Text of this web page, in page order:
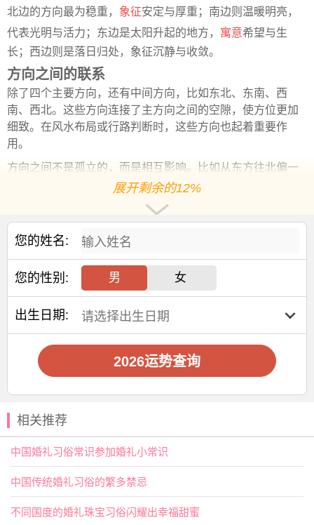
北边的方向最为稳重， 象征安定与厚重；南边则温暖明亮，
代表光明与活力；东边是太阳升起的地方， 寓意希望与生
长；西边则是落日归处，象征沉静与收敛。
方向之间的联系
除了四个主要方向，还有中间方向，比如东北、东南、西
南、西北。这些方向连接了主方向之间的空隙，使方位更加
细致。在风水布局或行路判断时，这些方向也起着重要作
用。
方向之间不是孤立的，而是相互影响。比如从东方往北偏一
向，它融合了东的生机与北的稳定。这种组
在生活中，我们可能在地图、手表、装饰品上看到罗盘图
案。了解这些字母的含义，不仅能帮助我们读懂方位，也能
让我们更深入地理解传统文化中的空间观念。
方向不仅指引脚步，也传递能量。古人通过观察方向变化，
式，但了解罗盘的基本知识，依然有助于我们认识自然规
律。
掌握方向的意义，不只是为了认路，更是为了顺应天地之
道。每一个方向都有其独特的象征意义，理解这些，才能更
好地把握环境与人的关系。
无论是学习风水，还是日常使用地图，方向的知识都值得我
们去了解。它看似简单，实则深奥。学会看懂罗盘上的字
母，就等于打开了一扇通向传统智慧的
展开剩余的12%
您的姓名:
您的性别: 男 女
出生日期:
2026运势查询
相关推荐
中国婚礼习俗常识参加婚礼小常识
中国传统婚礼习俗的繁多禁忌
不同国度的婚礼珠宝习俗闪耀出幸福甜蜜